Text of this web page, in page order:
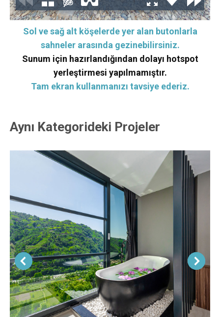
Sol ve sağ alt köşelerde yer alan butonlarla
sahneler arasında gezinebilirsiniz.
Sunum için hazırlandığından dolayı hotspot
yerleştirmesi yapılmamıştır.
Tam ekran kullanmanızı tavsiye ederiz.
Aynı Kategorideki Projeler